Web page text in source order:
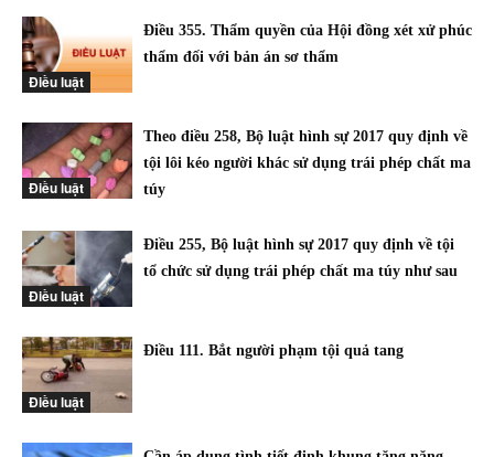
Điều luật
Điều 355. Thẩm quyền của Hội đồng xét xử phúc
thẩm đối với bản án sơ thẩm
Điều luật
Theo điều 258, Bộ luật hình sự 2017 quy định về
tội lôi kéo người khác sử dụng trái phép chất ma
túy
Điều luật
Điều 255, Bộ luật hình sự 2017 quy định về tội
tổ chức sử dụng trái phép chất ma túy như sau
Điều luật
Điều 111. Bắt người phạm tội quả tang